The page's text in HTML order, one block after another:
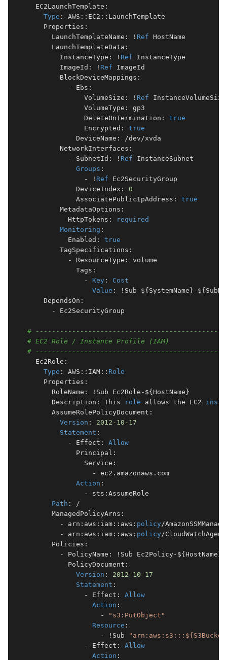
  EC2LaunchTemplate:
Type : AWS::EC2::LaunchTemplate
    Properties:
      LaunchTemplateName: !
Ref HostName
      LaunchTemplateData:
        InstanceType: !
Ref InstanceType
        ImageId: !
Ref ImageId
        BlockDeviceMappings:
          - Ebs:
              VolumeSize: !
Ref InstanceVolumeSize
              VolumeType: gp3
              DeleteOnTermination:
true
              Encrypted:
true
            DeviceName: /dev/xvda
        NetworkInterfaces:
          - SubnetId: !
Ref InstanceSubnet
Groups :
              - !
Ref Ec2SecurityGroup
            DeviceIndex:
0
            AssociatePublicIpAddress:
true
        MetadataOptions:
          HttpTokens:
required
Monitoring :
          Enabled:
true
        TagSpecifications:
          - ResourceType: volume
            Tags:
              -
Key : Cost
Value : !Sub ${SystemName}-
    DependsOn:
      - Ec2SecurityGroup
#
# EC2 Role / Instance Profile (IAM)
#
  Ec2Role:
Type : AWS::IAM:: Role
    Properties:
      RoleName: !Sub Ec2Role-${HostName}
      Description: This
role allows the EC2
      AssumeRolePolicyDocument:
Version : 2012 -10 -17
Statement :
          - Effect:
Allow
            Principal:
              Service:
                - ec2.amazonaws.com
Action :
              - sts:AssumeRole
Path : /
      ManagedPolicyArns:
        - arn:aws:iam::aws:
policy /
        - arn:aws:iam::aws:
policy /
      Policies:
        - PolicyName: !Sub Ec2Policy-${HostName}
          PolicyDocument:
Version : 2012 -10 -17
Statement :
              - Effect:
Allow
Action :
                  -
"s3:PutObject"
Resource :
                  - !Sub
              - Effect:
Allow
Action :